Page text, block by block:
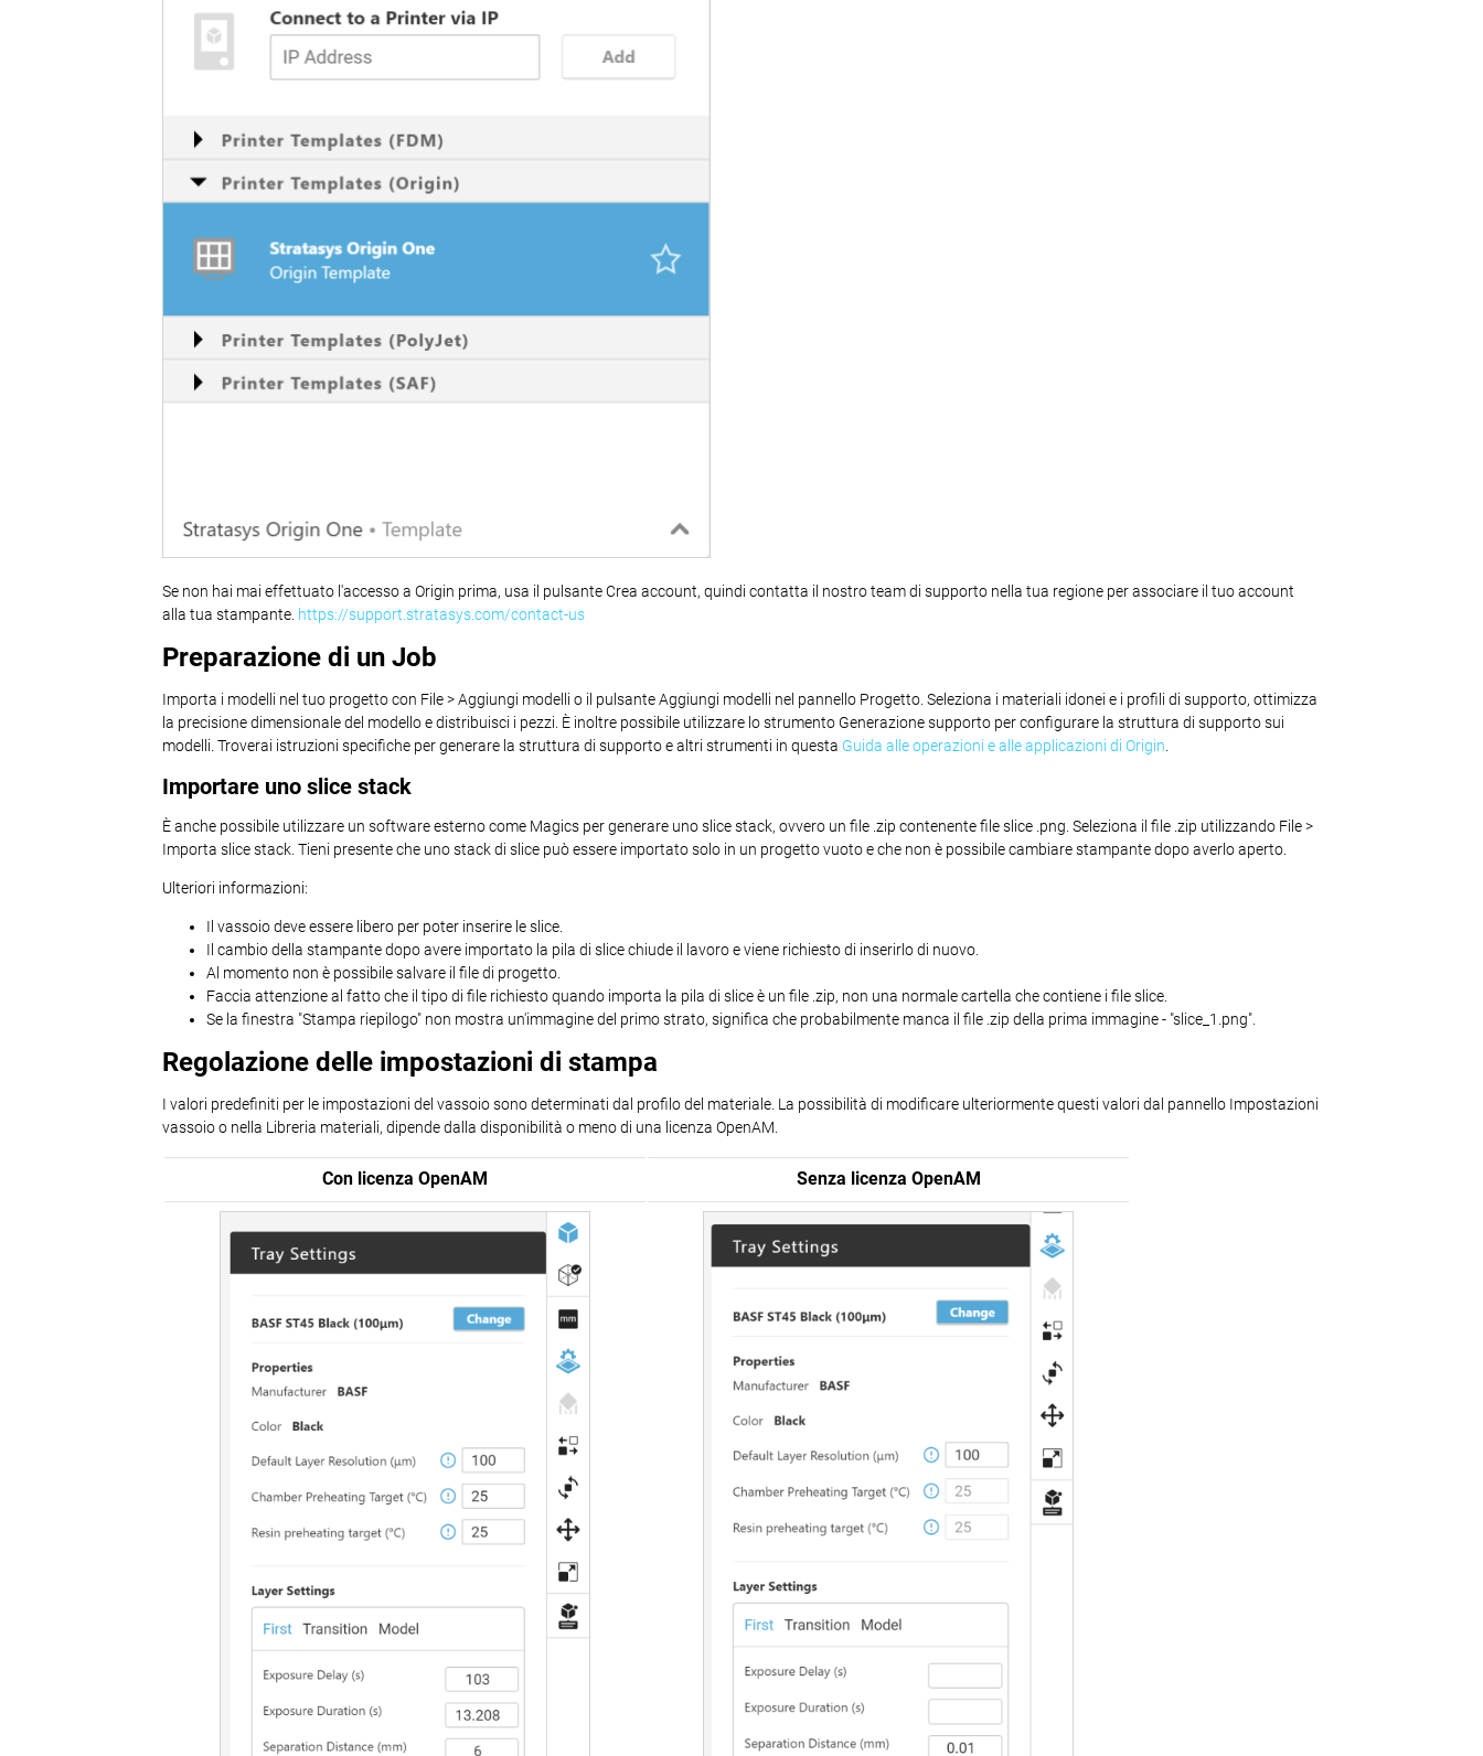
Se non hai mai effettuato l'accesso a Origin prima, usa il pulsante Crea account, quindi contatta il nostro team di supporto nella tua regione per associare il tuo account
alla tua stampante. https://support.stratasys.com/contact-us
Preparazione di un Job
Importa i modelli nel tuo progetto con File > Aggiungi modelli o il pulsante Aggiungi modelli nel pannello Progetto. Seleziona i materiali idonei e i profili di supporto, ottimizza
la precisione dimensionale del modello e distribuisci i pezzi. È inoltre possibile utilizzare lo strumento Generazione supporto per configurare la struttura di supporto sui
modelli. Troverai istruzioni specifiche per generare la struttura di supporto e altri strumenti in questa Guida alle operazioni e alle applicazioni di Origin
Importare uno slice stack
È anche possibile utilizzare un software esterno come Magics per generare uno slice stack, ovvero un file .zip contenente file slice .png. Seleziona il file .zip utilizzando File >
Importa slice stack. Tieni presente che uno stack di slice può essere importato solo in un progetto vuoto e che non è possibile cambiare stampante dopo averlo aperto.
Ulteriori informazioni:
Il vassoio deve essere libero per poter inserire le slice.
Il cambio della stampante dopo avere importato la pila di slice chiude il lavoro e viene richiesto di inserirlo di nuovo.
Al momento non è possibile salvare il file di progetto.
Faccia attenzione al fatto che il tipo di file richiesto quando importa la pila di slice è un file .zip, non una normale cartella che contiene i file slice.
Se la finestra "Stampa riepilogo" non mostra un'immagine del primo strato, significa che probabilmente manca il file .zip della prima immagine - "slice_1.png".
Regolazione delle impostazioni di stampa
I valori predefiniti per le impostazioni del vassoio sono determinati dal profilo del materiale. La possibilità di modificare ulteriormente questi valori dal pannello Impostazioni
vassoio o nella Libreria materiali, dipende dalla disponibilità o meno di una licenza OpenAM.
Con licenza OpenAM Senza licenza OpenAM